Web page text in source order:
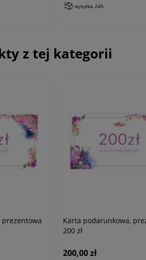
wysyłka 24h
z tej kategorii
Karta podarunkowa,
200 zł
200,00 zł